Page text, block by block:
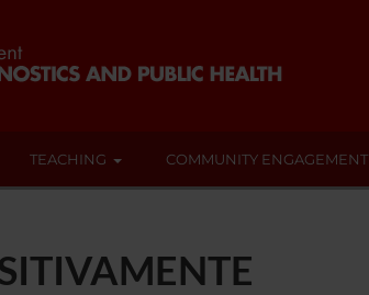
TEACHING COMMUNITY ENGAGEMENT